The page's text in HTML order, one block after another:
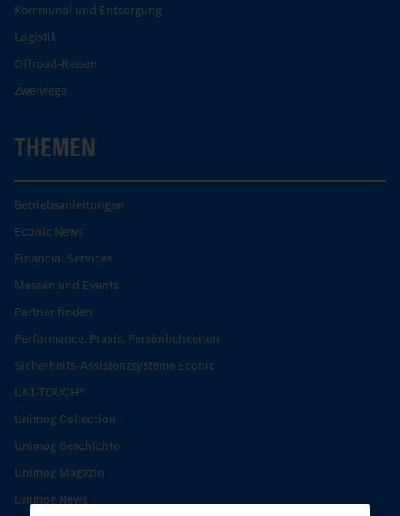
Kommunal und Entsorgung
Logistik
Offroad-Reisen
Zweiwege
THEMEN
Betriebsanleitungen
Econic News
Financial Services
Messen und Events
Partner finden
Performance. Praxis. Persönlichkeiten.
Sicherheits-Assistenzsysteme Econic
UNI-TOUCH®
Unimog Collection
Unimog Geschichte
Unimog Magazin
Unimog News